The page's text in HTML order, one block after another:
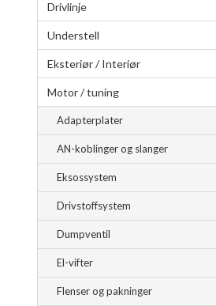
Drivlinje
Understell
Eksteriør / Interiør
Motor / tuning
Adapterplater
AN-koblinger og slanger
Eksossystem
Drivstoffsystem
Dumpventil
El-vifter
Flenser og pakninger